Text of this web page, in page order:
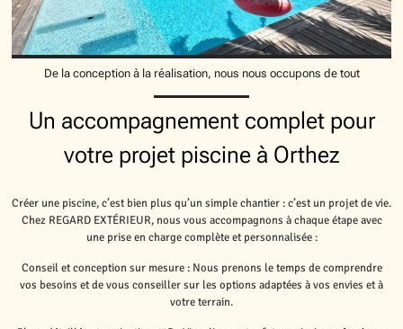
De la conception à la réalisation, nous nous occupons de tout
Un accompagnement complet pour
votre projet piscine à Orthez
Créer une piscine, c’est bien plus qu’un simple chantier : c’est un projet de vie.
Chez REGARD EXTÉRIEUR, nous vous accompagnons à chaque étape avec
une prise en charge complète et personnalisée :
Conseil et conception sur mesure : Nous prenons le temps de comprendre
vos besoins et de vous conseiller sur les options adaptées à vos envies et à
votre terrain.